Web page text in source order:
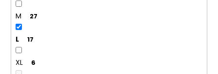
M 27
L 17
XL 6